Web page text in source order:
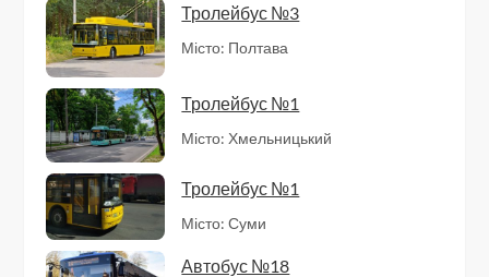
Тролейбус №3
Місто: Полтава
Тролейбус №1
Місто: Хмельницький
Тролейбус №1
Місто: Суми
Автобус №18